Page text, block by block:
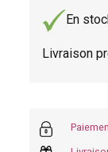
En
Livraison